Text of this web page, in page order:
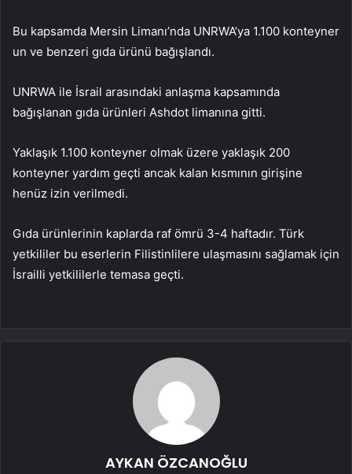
Bu kapsamda Mersin Limanı’nda UNRWA’ya 1.100 konteyner
un ve benzeri gıda ürünü bağışlandı.
UNRWA ile İsrail arasındaki anlaşma kapsamında
bağışlanan gıda ürünleri Ashdot limanına gitti.
Yaklaşık 1.100 konteyner olmak üzere yaklaşık 200
konteyner yardım geçti ancak kalan kısmının girişine
henüz izin verilmedi.
Gıda ürünlerinin kaplarda raf ömrü 3-4 haftadır. Türk
yetkililer bu eserlerin Filistinlilere ulaşmasını sağlamak için
İsrailli yetkililerle temasa geçti.
AYKAN ÖZCANOĞLU